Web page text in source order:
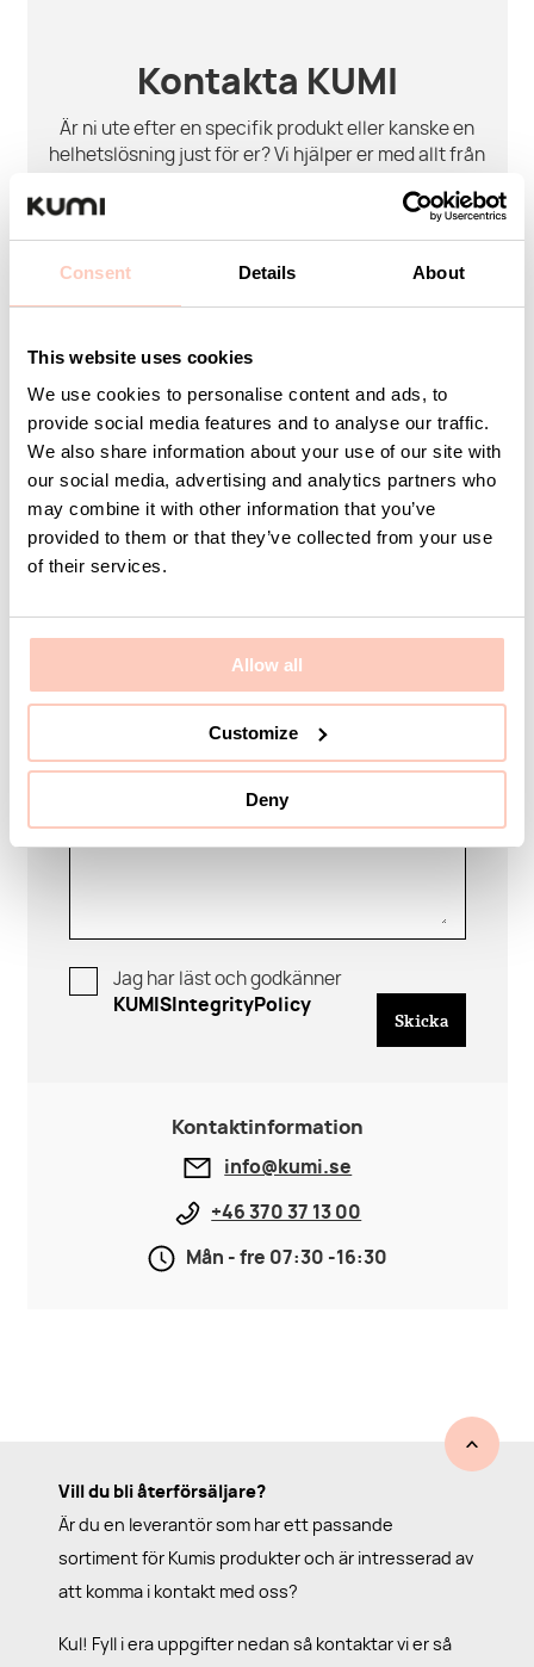
Consent Details About
This website uses cookies
We use cookies to personalise content and ads, to
provide social media features and to analyse our traffic.
We also share information about your use of our site with
our social media, advertising and analytics partners who
may combine it with other information that you’ve
provided to them or that they’ve collected from your use
of their services.
Allow all
Customize
Deny
Kontakta KUMI
Är ni ute efter en specifik produkt eller kanske en
helhetslösning just för er? Vi hjälper er med allt från
lösningar efter just ert behov eller projekt.
er trygga med hjälp och support.
E-post
Företag
Jag har läst och godkänner
KUMISIntegrityPolicy
Skicka
Kontaktinformation
info@kumi.se
+46 370 37 13 00
Mån - fre 07:30 -16:30
Vill du bli återförsäljare?
Är du en leverantör som har ett passande
sortiment för Kumis produkter och är intresserad av
att komma i kontakt med oss?
Kul! Fyll i era uppgifter nedan så kontaktar vi er så